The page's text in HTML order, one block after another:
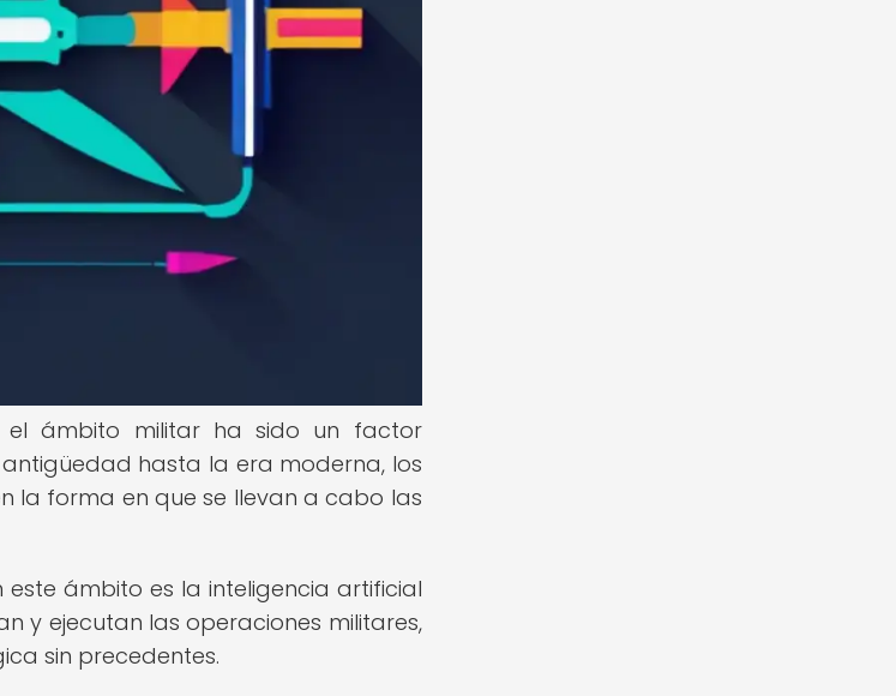
el ámbito militar ha sido un factor
hasta la era moderna, los
la forma en que se llevan a cabo las
este ámbito es la inteligencia artificial
y ejecutan las operaciones militares,
sin precedentes.